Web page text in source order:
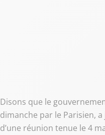
Disons que le
dimanche par le Parisien,
d’une réunion tenue le 4